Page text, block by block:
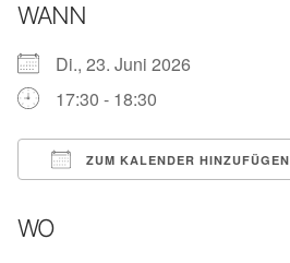
WANN
Di., 23. Juni 2026
17:30 - 18:30
ZUM KALENDER HINZUFÜGEN
WO